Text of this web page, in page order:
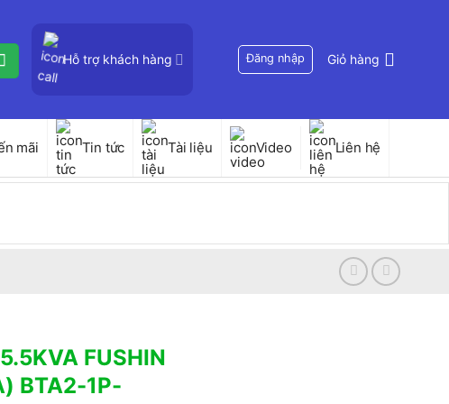
Hỗ trợ khách hàng Đăng nhập Giỏ hàng
mãi Tin tức Tài liệu Video Liên hệ
FUSHIN
BTA2-1P-